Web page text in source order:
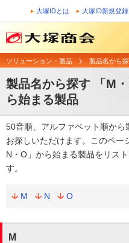
大塚IDとは 大塚ID新規登録
ソリューション・製品 製品名から
製品名から探す 「M
ら始まる製品
50音順、アルファベット順から
お探しいただけます。このペー
N・O」から始まる製品をリス
す。
M N O
M